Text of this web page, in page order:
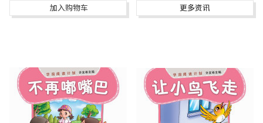
加入购物车
更多资讯